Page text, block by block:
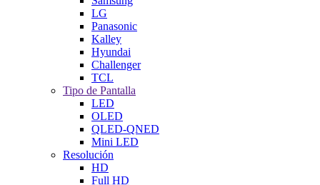
LG
Panasonic
Kalley
Hyundai
Challenger
TCL
Tipo de Pantalla
LED
OLED
QLED-QNED
Mini LED
Resolución
HD
Full HD